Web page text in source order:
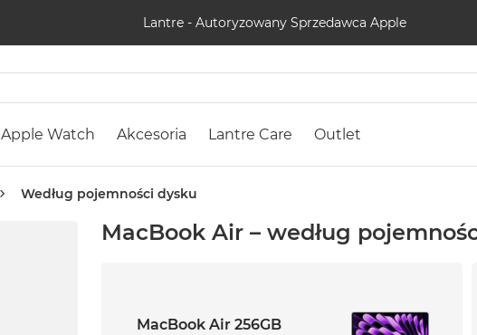
Lantre - Autoryzowany Sprzedawca Apple
Apple Watch Akcesoria Lantre Care Outlet
Według pojemności dysku
MacBook Air – według
MacBook Air 256GB